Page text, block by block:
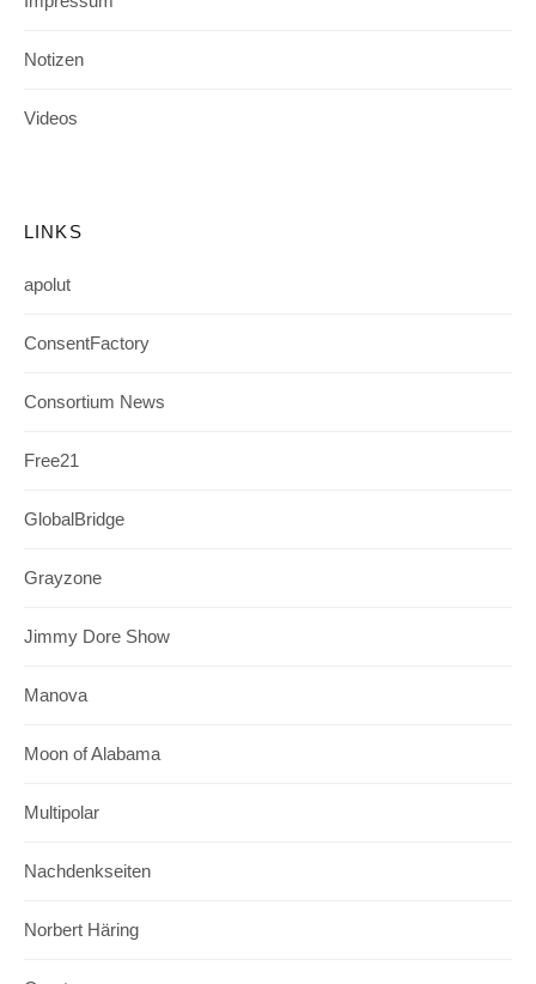
Notizen
Videos
LINKS
apolut
ConsentFactory
Consortium News
Free21
GlobalBridge
Grayzone
Jimmy Dore Show
Manova
Moon of Alabama
Multipolar
Nachdenkseiten
Norbert Häring